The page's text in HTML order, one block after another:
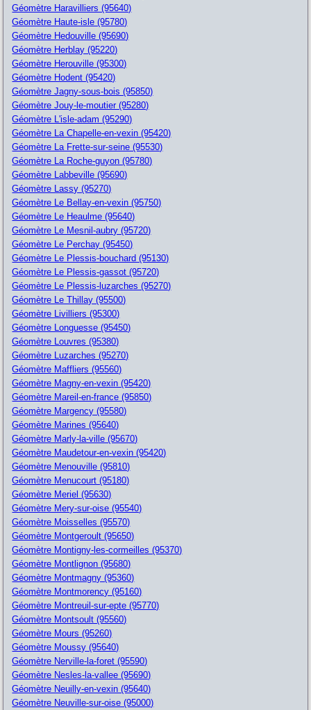
Géomètre Haravilliers (95640)
Géomètre Haute-isle (95780)
Géomètre Hedouville (95690)
Géomètre Herblay (95220)
Géomètre Herouville (95300)
Géomètre Hodent (95420)
Géomètre Jagny-sous-bois (95850)
Géomètre Jouy-le-moutier (95280)
Géomètre L'isle-adam (95290)
Géomètre La Chapelle-en-vexin (95420)
Géomètre La Frette-sur-seine (95530)
Géomètre La Roche-guyon (95780)
Géomètre Labbeville (95690)
Géomètre Lassy (95270)
Géomètre Le Bellay-en-vexin (95750)
Géomètre Le Heaulme (95640)
Géomètre Le Mesnil-aubry (95720)
Géomètre Le Perchay (95450)
Géomètre Le Plessis-bouchard (95130)
Géomètre Le Plessis-gassot (95720)
Géomètre Le Plessis-luzarches (95270)
Géomètre Le Thillay (95500)
Géomètre Livilliers (95300)
Géomètre Longuesse (95450)
Géomètre Louvres (95380)
Géomètre Luzarches (95270)
Géomètre Maffliers (95560)
Géomètre Magny-en-vexin (95420)
Géomètre Mareil-en-france (95850)
Géomètre Margency (95580)
Géomètre Marines (95640)
Géomètre Marly-la-ville (95670)
Géomètre Maudetour-en-vexin (95420)
Géomètre Menouville (95810)
Géomètre Menucourt (95180)
Géomètre Meriel (95630)
Géomètre Mery-sur-oise (95540)
Géomètre Moisselles (95570)
Géomètre Montgeroult (95650)
Géomètre Montigny-les-cormeilles (95370)
Géomètre Montlignon (95680)
Géomètre Montmagny (95360)
Géomètre Montmorency (95160)
Géomètre Montreuil-sur-epte (95770)
Géomètre Montsoult (95560)
Géomètre Mours (95260)
Géomètre Moussy (95640)
Géomètre Nerville-la-foret (95590)
Géomètre Nesles-la-vallee (95690)
Géomètre Neuilly-en-vexin (95640)
Géomètre Neuville-sur-oise (95000)